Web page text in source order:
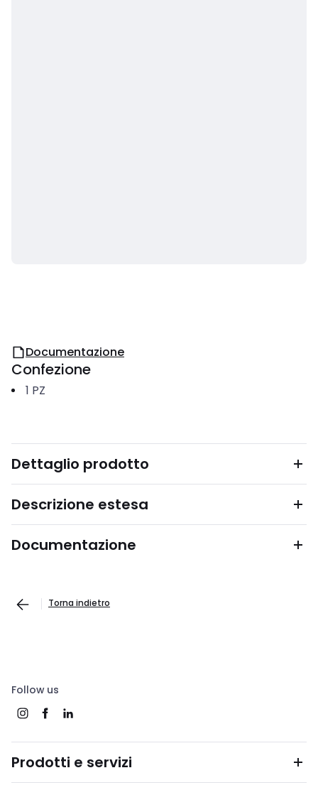
Documentazione
Confezione
1 PZ
Dettaglio prodotto
Descrizione estesa
Documentazione
Torna indietro
Follow us
Prodotti e servizi